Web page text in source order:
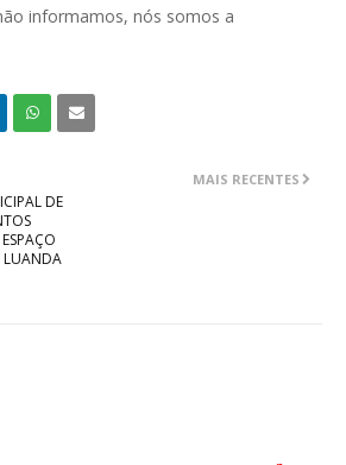
informamos, nós somos a
MAIS RECENTES
DE
LUANDA